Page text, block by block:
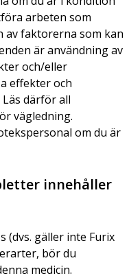
arbeten som
av faktorerna som kan
är användning av
och/eller
effekter och
därför all
vägledning.
om du är
innehåller
(dvs. gäller inte Furix
bör du
medicin.